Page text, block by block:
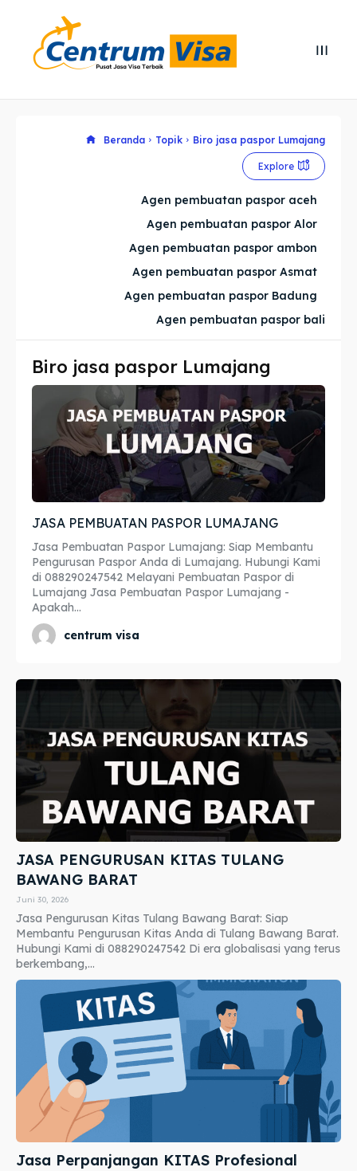
Cari
Cari
Explore our destinations
Imta
Legalisir
Apostille
Penerjemah
Asuransi
Blog
Explore our destinations
Imta
Legalisir
Apostille
Penerjemah
Asuransi
Blog
Beranda Topik Biro jasa paspor Lumajang
Explore
Agen pembuatan paspor aceh
Agen pembuatan paspor Alor
Agen pembuatan paspor ambon
Agen pembuatan paspor Asmat
Agen pembuatan paspor Badung
Agen pembuatan paspor bali
Biro jasa paspor Lumajang
JASA PEMBUATAN PASPOR LUMAJANG
Jasa Pembuatan Paspor Lumajang: Siap Membantu
Pengurusan Paspor Anda di Lumajang. Hubungi Kami
di 088290247542 Melayani Pembuatan Paspor di
Lumajang Jasa Pembuatan Paspor Lumajang -
Apakah...
centrum visa
JASA PENGURUSAN KITAS TULANG
BAWANG BARAT
Juni 30, 2026
Jasa Pengurusan Kitas Tulang Bawang Barat: Siap
Membantu Pengurusan Kitas Anda di Tulang Bawang Barat.
Hubungi Kami di 088290247542 Di era globalisasi yang terus
berkembang,...
Jasa Perpanjangan KITAS Profesional